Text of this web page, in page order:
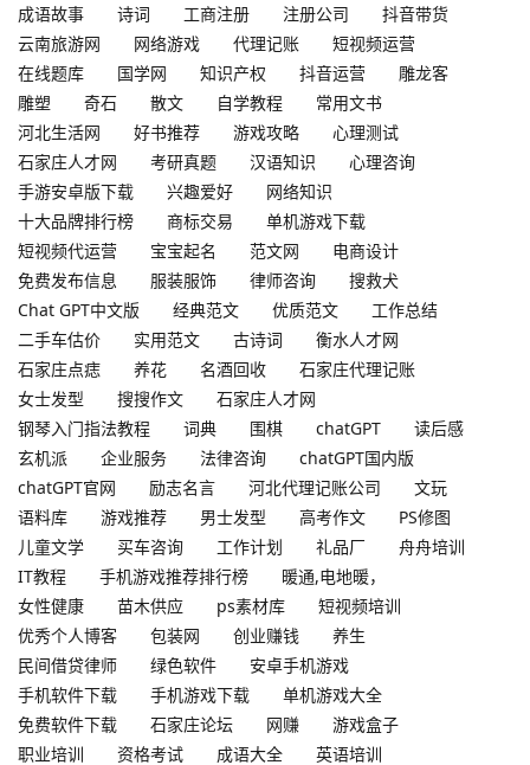
成语故事
诗词 工商注册 注册公司
抖音带货
云南旅游网
网络游戏 代理记账
短视频运营
在线题库
国学网 知识产权 抖音运营
雕龙客
雕塑
奇石 散文 自学教程
常用文书
河北生活网
好书推荐 游戏攻略
心理测试
石家庄人才网
考研真题 汉语知识
心理咨询
手游安卓版下载
兴趣爱好
网络知识
十大品牌排行榜
商标交易
单机游戏下载
短视频代运营
宝宝起名 范文网
电商设计
免费发布信息
服装服饰 律师咨询
搜救犬
Chat GPT中文版
经典范文 优质范文
工作总结
二手车估价
实用范文 古诗词
衡水人才网
石家庄点痣
养花 名酒回收
石家庄代理记账
女士发型
搜搜作文
石家庄人才网
钢琴入门指法教程
词典 围棋 chatGPT
读后感
玄机派
企业服务 法律咨询
chatGPT国内版
chatGPT官网
励志名言 河北代理记账公司
文玩
语料库
游戏推荐 男士发型 高考作文
PS修图
儿童文学
买车咨询 工作计划 礼品厂
舟舟培训
IT教程
手机游戏推荐排行榜
暖通,电地暖，
女性健康
苗木供应 ps素材库
短视频培训
优秀个人博客
包装网 创业赚钱
养生
民间借贷律师
绿色软件
安卓手机游戏
手机软件下载
手机游戏下载
单机游戏大全
免费软件下载
石家庄论坛 网赚
游戏盒子
职业培训
资格考试 成语大全
英语培训